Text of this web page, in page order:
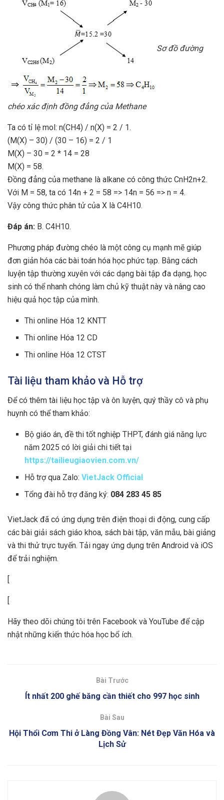
Sơ đồ đường
chéo xác định đồng đẳng của Methane
Ta có tỉ lệ mol: n(CH4) / n(X) = 2 / 1.
(M(X) – 30) / (30 – 16) = 2 / 1
M(X) – 30 = 2 * 14 = 28
M(X) = 58.
Đồng đẳng của methane là alkane có công thức CnH2n+2.
Với M = 58, ta có 14n + 2 = 58 => 14n = 56 => n = 4.
Vậy công thức phân tử của X là C4H10.
Đáp án: B. C4H10.
Phương pháp đường chéo là một công cụ mạnh mẽ giúp
đơn giản hóa các bài toán hóa học phức tạp. Bằng cách
luyện tập thường xuyên với các dạng bài tập đa dạng, học
sinh có thể nhanh chóng làm chủ kỹ thuật này và nâng cao
hiệu quả học tập của mình.
Thi online Hóa 12 KNTT
Thi online Hóa 12 CD
Thi online Hóa 12 CTST
Tài liệu tham khảo và Hỗ trợ
Để có thêm tài liệu học tập và ôn luyện, quý thầy cô và phụ
huynh có thể tham khảo:
Bộ giáo án, đề thi tốt nghiệp THPT, đánh giá năng lực
năm 2025 có lời giải chi tiết tại
https://tailieugiaovien.com.vn/
Hỗ trợ qua Zalo:VietJack Official
Tổng đài hỗ trợ đăng ký: 084 283 45 85
VietJack đã có ứng dụng trên điện thoại di động, cung cấp
các bài giải sách giáo khoa, sách bài tập, văn mẫu, bài giảng
và thi thử trực tuyến. Tải ngay ứng dụng trên Android và iOS
để trải nghiệm.
[
[
Hãy theo dõi chúng tôi trên Facebook và YouTube để cập
nhật những kiến thức hóa học bổ ích.
Bài Trước
Ít nhất 200 ghế băng cần thiết cho 997 học sinh
Bài Sau
Hội Thổi Cơm Thi ở Làng Đồng Vân: Nét Đẹp Văn Hóa và
Lịch Sử